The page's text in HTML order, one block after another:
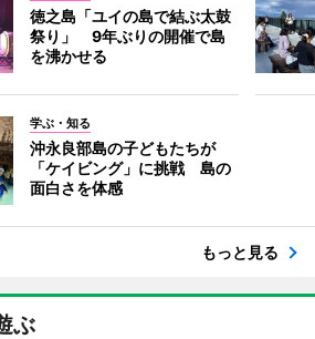
徳之島「ユイの島で結ぶ太鼓
祭り」 9年ぶりの開催で島
を沸かせる
学ぶ・知る
沖永良部島の子どもたちが
「ケイビング」に挑戦 島の
面白さを体感
もっと見る
ぶ